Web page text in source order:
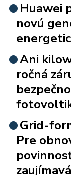
Huawei
novú
Ani
ročná
Grid-
Pre